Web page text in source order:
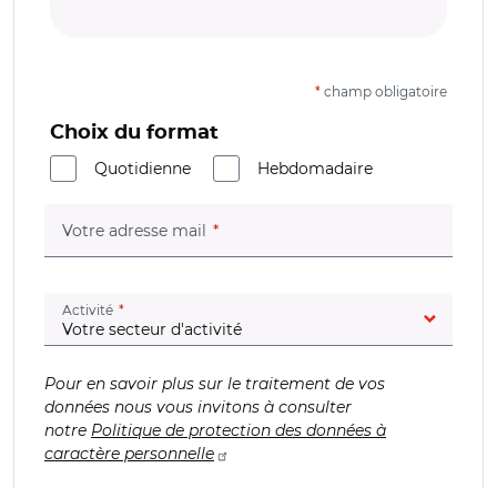
* champ obligatoire
Choix du format
Quotidienne
Hebdomadaire
Votre adresse mail (champ obligatoire)
Activité (champ obligatoire)
Pour en savoir plus sur le traitement de vos
données nous vous invitons à consulter
notre Politique de protection des données à
caractère personnelle